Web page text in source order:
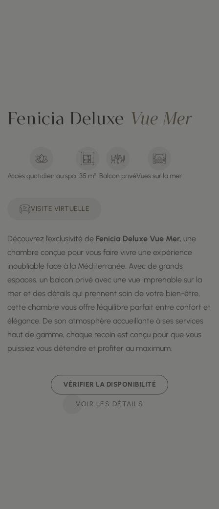
Fenicia Deluxe Vue Mer
Accès quotidien au spa 35 m² Balcon privéVues sur la mer
VISITE VIRTUELLE
Découvrez l’exclusivité de Fenicia Deluxe Vue Mer, une
chambre conçue pour vous faire vivre une expérience
inoubliable face à la Méditerranée. Avec de grands
espaces, un balcon privé avec une vue imprenable sur la
mer et des détails qui prennent soin de votre bien-être,
cette chambre vous offre l’équilibre parfait entre confort et
élégance. De son atmosphère accueillante à ses services
haut de gamme, chaque recoin est conçu pour que vous
puissiez vous détendre et profiter au maximum.
VÉRIFIER LA DISPONIBILITÉ
VOIR LES DÉTAILS